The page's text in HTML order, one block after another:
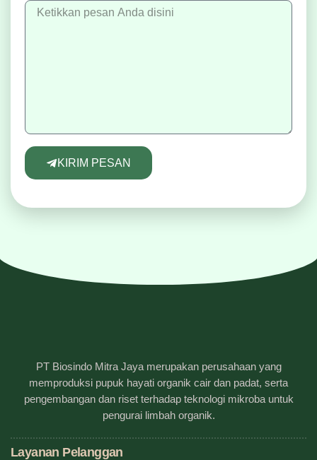
KIRIM PESAN
PT Biosindo Mitra Jaya merupakan perusahaan yang
memproduksi pupuk hayati organik cair dan padat, serta
pengembangan dan riset terhadap teknologi mikroba untuk
pengurai limbah organik.
Layanan Pelanggan